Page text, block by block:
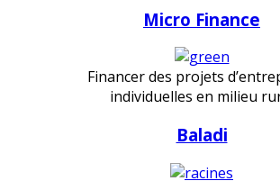
Micro Finance
Financer des projets
individuelles en milieu
Baladi